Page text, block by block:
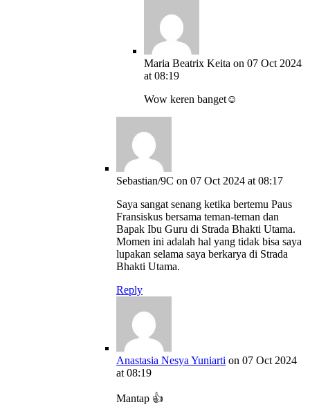
Maria Beatrix Keita on 07 Oct 2024
at 08:19
Wow keren banget☺️
Sebastian/9C on 07 Oct 2024 at 08:17
Saya sangat senang ketika bertemu Paus
Fransiskus bersama teman-teman dan
Bapak Ibu Guru di Strada Bhakti Utama.
Momen ini adalah hal yang tidak bisa saya
lupakan selama saya berkarya di Strada
Bhakti Utama.
Reply
Anastasia Nesya Yuniarti on 07 Oct 2024
at 08:19
Mantap 👍